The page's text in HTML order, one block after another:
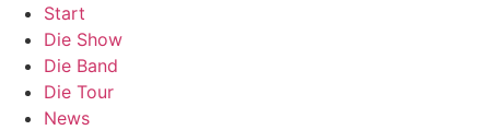
Zum
Inhalt
springen
Start
Die Show
Die Band
Die Tour
News